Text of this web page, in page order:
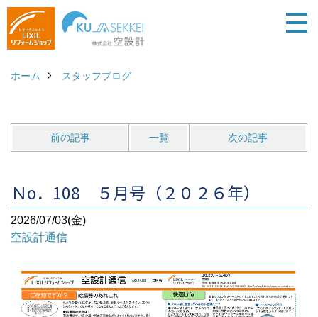
ホーム スタッフブログ
前の記事 一覧 次の記事
Ｎo．108 ５月号（２０２６年）
2026/07/03(金)
空設計通信